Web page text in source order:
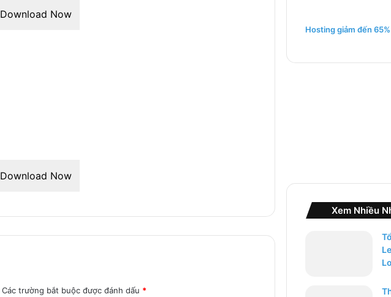
Download Now
Download Now
Các trường bắt buộc được đánh dấu *
Hosting giảm đến
Xem Nhiều